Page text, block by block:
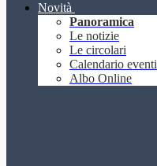
Novità
Panoramica
Le notizie
Le circolari
Calendario eventi
Albo Online